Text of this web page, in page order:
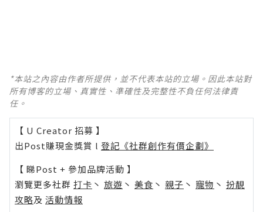
*本站之內容由作者所提供，並不代表本站的立場。因此本站對
所有博客的立場、真實性、準確性及完整性不負任何法律責
任。
【 U Creator 招募 】
出Post賺現金獎賞 l 登記《社群創作有價企劃》
【 睇Post + 參加品牌活動 】
瀏覽更多社群 打卡 丶 旅遊 丶 美食 丶 親子 丶 寵物 丶 扮靚
攻略及 活動情報